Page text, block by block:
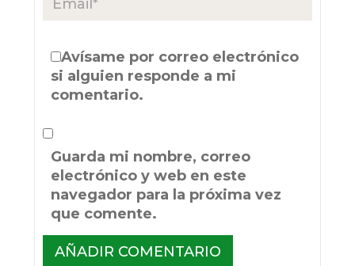
Avísame por correo electrónico
si alguien responde a mi
comentario.
Guarda mi nombre, correo
electrónico y web en este
navegador para la próxima vez
que comente.